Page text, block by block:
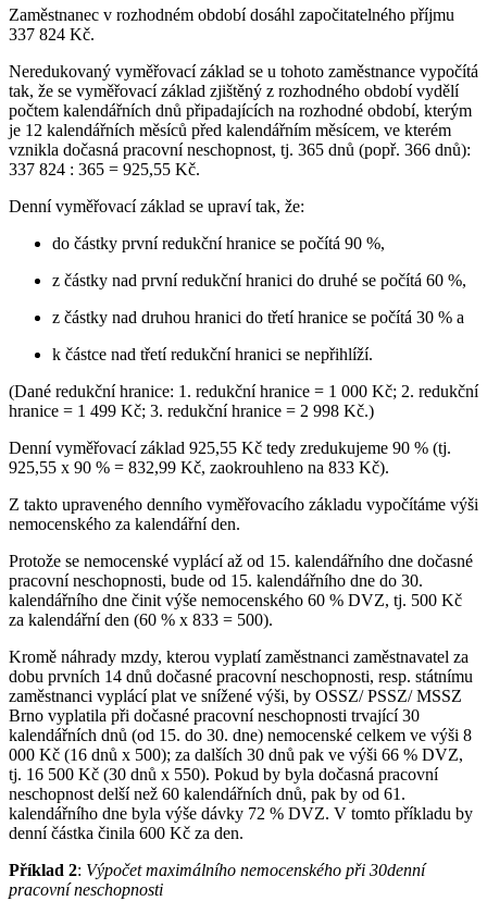
Zaměstnanec v rozhodném období dosáhl započitatelného příjmu
337 824 Kč.
Neredukovaný vyměřovací základ se u tohoto zaměstnance vypočítá
tak, že se vyměřovací základ zjištěný z rozhodného období vydělí
počtem kalendářních dnů připadajících na rozhodné období, kterým
je 12 kalendářních měsíců před kalendářním měsícem, ve kterém
vznikla dočasná pracovní neschopnost, tj. 365 dnů (popř. 366 dnů):
337 824 : 365 = 925,55 Kč.
Denní vyměřovací základ se upraví tak, že:
do částky první redukční hranice se počítá 90 %,
z částky nad první redukční hranici do druhé se počítá 60 %,
z částky nad druhou hranici do třetí hranice se počítá 30 % a
k částce nad třetí redukční hranici se nepřihlíží.
(Dané redukční hranice: 1. redukční hranice = 1 000 Kč; 2. redukční
hranice = 1 499 Kč; 3. redukční hranice = 2 998 Kč.)
Denní vyměřovací základ 925,55 Kč tedy zredukujeme 90 % (tj.
925,55 x 90 % = 832,99 Kč, zaokrouhleno na 833 Kč).
Z takto upraveného denního vyměřovacího základu vypočítáme výši
nemocenského za kalendářní den.
Protože se nemocenské vyplácí až od 15. kalendářního dne dočasné
pracovní neschopnosti, bude od 15. kalendářního dne do 30.
kalendářního dne činit výše nemocenského 60 % DVZ, tj. 500 Kč
za kalendářní den (60 % x 833 = 500).
Kromě náhrady mzdy, kterou vyplatí zaměstnanci zaměstnavatel za
dobu prvních 14 dnů dočasné pracovní neschopnosti, resp. státnímu
zaměstnanci vyplácí plat ve snížené výši, by OSSZ/ PSSZ/ MSSZ
Brno vyplatila při dočasné pracovní neschopnosti trvající 30
kalendářních dnů (od 15. do 30. dne) nemocenské celkem ve výši 8
000 Kč (16 dnů x 500); za dalších 30 dnů pak ve výši 66 % DVZ,
tj. 16 500 Kč (30 dnů x 550). Pokud by byla dočasná pracovní
neschopnost delší než 60 kalendářních dnů, pak by od 61.
kalendářního dne byla výše dávky 72 % DVZ. V tomto příkladu by
denní částka činila 600 Kč za den.
Příklad 2: Výpočet maximálního nemocenského při 30denní
pracovní neschopnosti